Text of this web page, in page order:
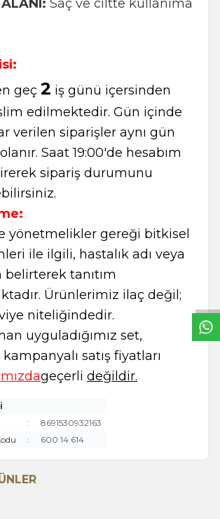
Saç ve ciltte kullanıma
geç 2 iş günü içersinden
edilmektedir. Gün içinde
verilen siparişler aynı gün
Saat 19:00'de hesabım
sipariş durumunu
yönetmelikler gereği bitkisel
ile ilgili, hastalık adı veya
tanıtım
Ürünlerimiz ilaç değil;
niteliğindedir.
uyguladığımız set,
satış fiyatları
geçerli değildir.
:
8691530932163
: 600 14 614